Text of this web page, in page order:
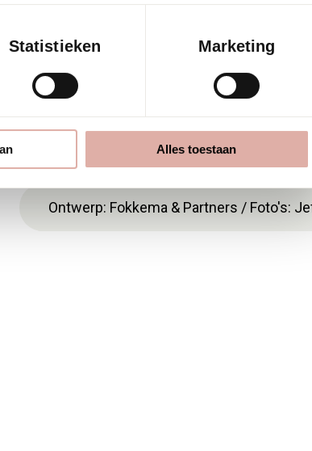
Statistieken Marketing
Alles toestaan
(interieur)architecten vanaf het begin
al rekening houden met circulariteit. Zo
de Zuidas.
Expertise: Duurzame vloeren
Ontwerp: Fokkema & Partners / Foto's: